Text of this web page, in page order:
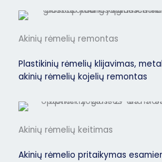
Akinių rėmelių remontas
Plastikinių rėmelių klijavimas,
akinių rėmelių kojelių remontas
Akinių rėmelių keitimas
Akinių rėmelio pritaikymas